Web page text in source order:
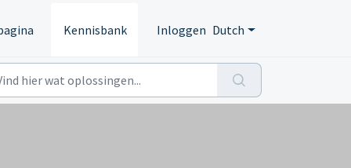
Kennisbank Inloggen Dutch